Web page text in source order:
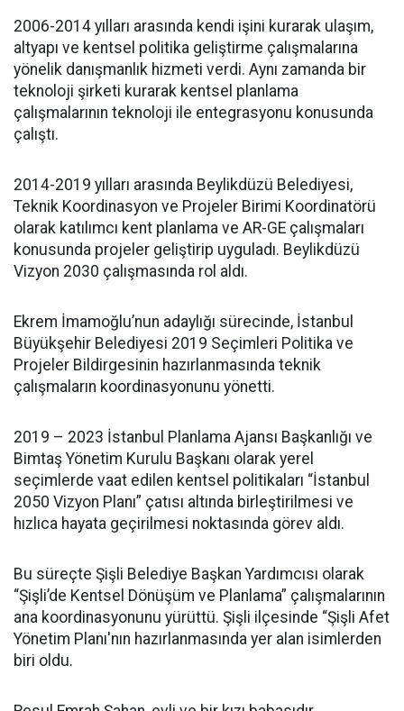
2006-2014 yılları arasında kendi işini kurarak ulaşım,
altyapı ve kentsel politika geliştirme çalışmalarına
yönelik danışmanlık hizmeti verdi. Aynı zamanda bir
teknoloji şirketi kurarak kentsel planlama
çalışmalarının teknoloji ile entegrasyonu konusunda
çalıştı.
2014-2019 yılları arasında Beylikdüzü Belediyesi,
Teknik Koordinasyon ve Projeler Birimi Koordinatörü
olarak katılımcı kent planlama ve AR-GE çalışmaları
konusunda projeler geliştirip uyguladı. Beylikdüzü
Vizyon 2030 çalışmasında rol aldı.
Ekrem İmamoğlu’nun adaylığı sürecinde, İstanbul
Büyükşehir Belediyesi 2019 Seçimleri Politika ve
Projeler Bildirgesinin hazırlanmasında teknik
çalışmaların koordinasyonunu yönetti.
2019 – 2023 İstanbul Planlama Ajansı Başkanlığı ve
Bimtaş Yönetim Kurulu Başkanı olarak yerel
seçimlerde vaat edilen kentsel politikaları “İstanbul
2050 Vizyon Planı” çatısı altında birleştirilmesi ve
hızlıca hayata geçirilmesi noktasında görev aldı.
Bu süreçte Şişli Belediye Başkan Yardımcısı olarak
“Şişli’de Kentsel Dönüşüm ve Planlama” çalışmalarının
ana koordinasyonunu yürüttü. Şişli ilçesinde “Şişli Afet
Yönetim Planı'nın hazırlanmasında yer alan isimlerden
biri oldu.